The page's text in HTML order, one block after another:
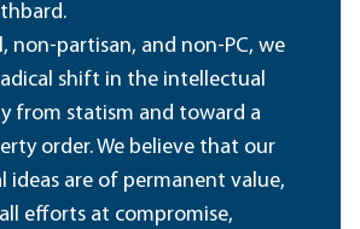
non-partisan, and non-PC, we
shift in the intellectual
from statism and toward a
order. We believe that our
ideas are of permanent value,
efforts at compromise,